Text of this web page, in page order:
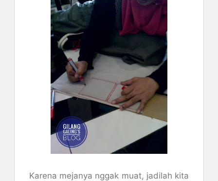
Karena mejanya nggak muat, jadilah kita